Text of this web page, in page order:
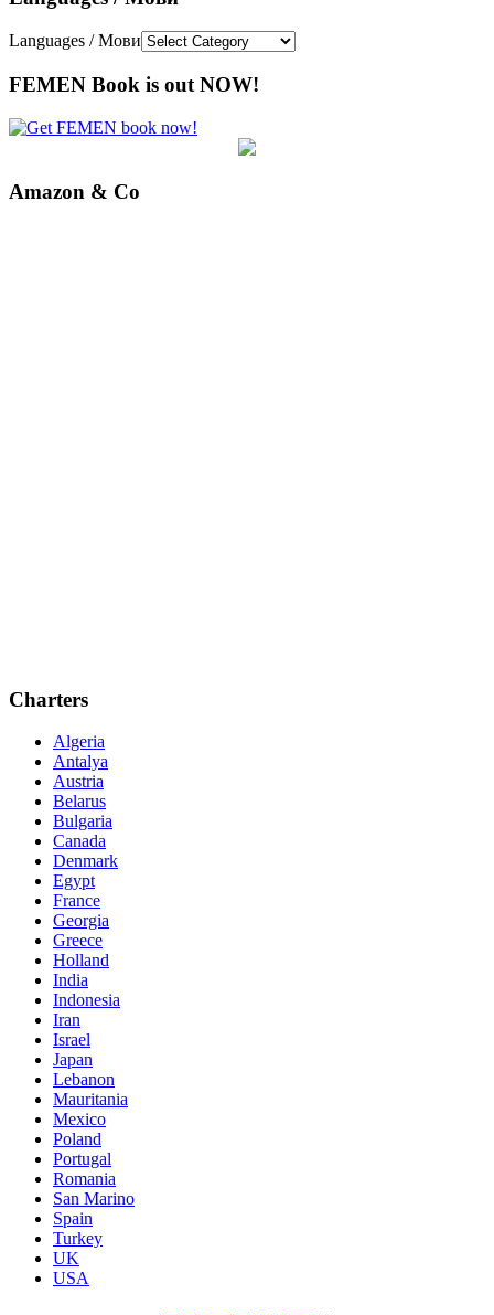
Languages / Мови
FEMEN Book is out NOW!
Amazon & Co
Charters
Algeria
Antalya
Austria
Belarus
Bulgaria
Canada
Denmark
Egypt
France
Georgia
Greece
Holland
India
Indonesia
Iran
Israel
Japan
Lebanon
Mauritania
Mexico
Poland
Portugal
Romania
San Marino
Spain
Turkey
UK
USA